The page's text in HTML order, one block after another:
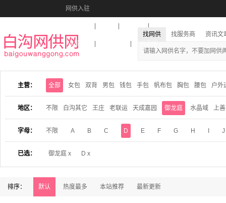
网供入驻
收藏本站
找网供 找服务商 资讯文
主营： 全部 女包 双背 男包 钱包 手包 帆布包 胸包 腰包 户外
地区： 不限 白沟其它 王庄 老联运 天成嘉园 御龙庭 水晶域 上
字母： 不限 A B C D E F G H J
已选： 御龙庭 x D x
排序： 默认 热度最多 本站推荐 最新更新